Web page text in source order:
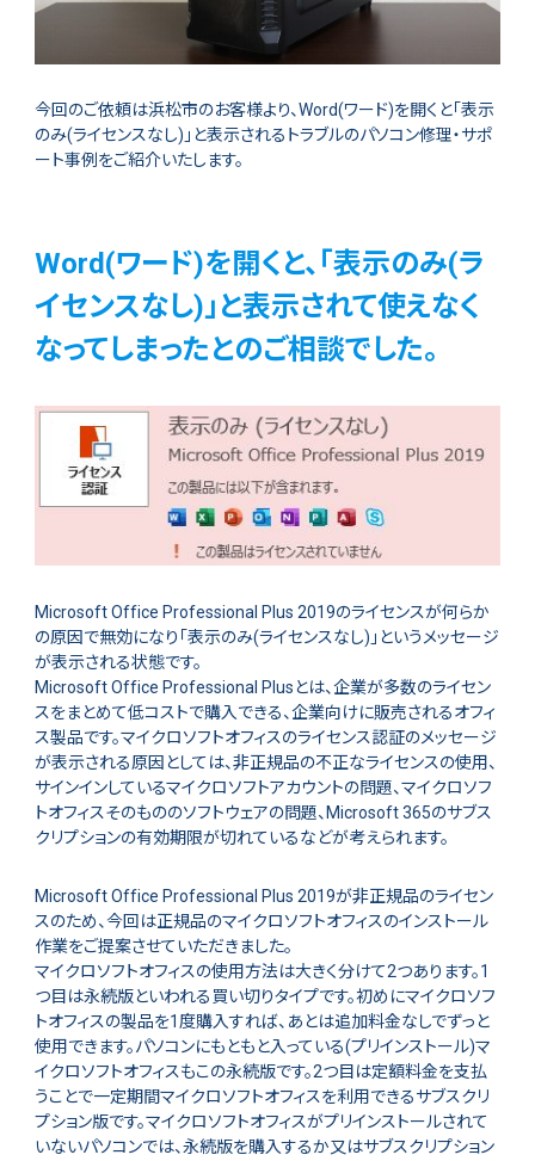
今回のご依頼は浜松市のお客様より、Word(ワード)を開くと「表示
のみ(ライセンスなし)」と表示されるトラブルのパソコン修理・サポ
ート事例をご紹介いたします。
Word(ワード)を開くと、「表示のみ(ラ
イセンスなし)」と表示されて使えなく
なってしまったとのご相談でした。
Microsoft Office Professional Plus 2019のライセンスが何らか
の原因で無効になり「表示のみ(ライセンスなし)」というメッセージ
が表示される状態です。
Microsoft Office Professional Plusとは、企業が多数のライセン
スをまとめて低コストで購入できる、企業向けに販売されるオフィ
ス製品です。マイクロソフトオフィスのライセンス認証のメッセージ
が表示される原因としては、非正規品の不正なライセンスの使用、
サインインしているマイクロソフトアカウントの問題、マイクロソフ
トオフィスそのもののソフトウェアの問題、Microsoft 365のサブス
クリプションの有効期限が切れているなどが考えられます。
Microsoft Office Professional Plus 2019が非正規品のライセン
スのため、今回は正規品のマイクロソフトオフィスのインストール
作業をご提案させていただきました。
マイクロソフトオフィスの使用方法は大きく分けて2つあります。1
つ目は永続版といわれる買い切りタイプです。初めにマイクロソフ
トオフィスの製品を1度購入すれば、あとは追加料金なしでずっと
使用できます。パソコンにもともと入っている(プリインストール)マ
イクロソフトオフィスもこの永続版です。2つ目は定額料金を支払
うことで一定期間マイクロソフトオフィスを利用できるサブスクリ
プション版です。マイクロソフトオフィスがプリインストールされて
いないパソコンでは、永続版を購入するか又はサブスクリプション